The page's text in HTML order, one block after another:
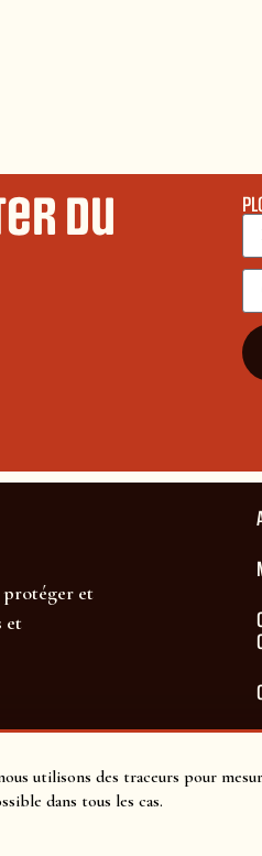
utilisons des traceurs pour
dans tous les cas.
du
protéger et
et
!